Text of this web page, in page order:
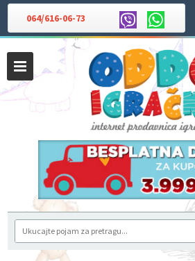
064/616-06-73